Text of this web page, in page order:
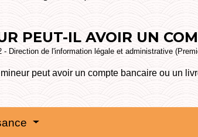
PEUT-IL AVOIR UN
- Direction de l'information légale et administrative
peut avoir un compte bancaire ou un